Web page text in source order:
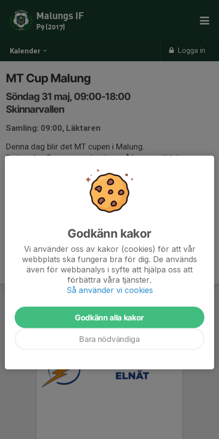
Kalender Logga in
Malungs IF
P9 (2017)
MT Cup Malung
Söndag 31 maj, 09:00-18:00
Skinnarvallen
Samling: 09:00, Läktaren
Denna dag blir det MT cupen i Malung.
Det spelas 5-manna och vi har två lag anmälda!
Tider kommer eftersom, men räkna med hela dagen.
Svara så fort som möjligt så vi kan planera dagen på
Godkänn kakor
Vi använder oss av kakor (cookies) för att vår
webbplats ska fungera bra för dig. De används
även för webbanalys i syfte att hjälpa oss att
förbättra våra tjänster.
Så använder vi cookies
Godkänn alla kakor
Bara nödvändiga